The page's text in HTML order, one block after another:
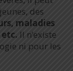
des
maladies
Il n’existe
ni pour les